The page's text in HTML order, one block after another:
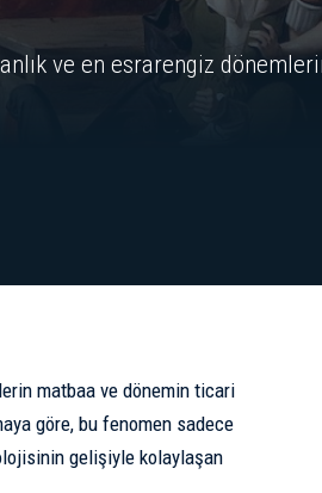
ve en esrarengiz
matbaa ve dönemin ticari
göre, bu fenomen sadece
gelişiyle kolaylaşan